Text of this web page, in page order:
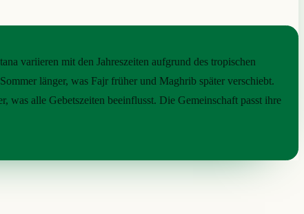
variieren mit den Jahreszeiten aufgrund des tropischen
länger, was Fajr früher und Maghrib später verschiebt.
was alle Gebetszeiten beeinflusst. Die Gemeinschaft passt ihre